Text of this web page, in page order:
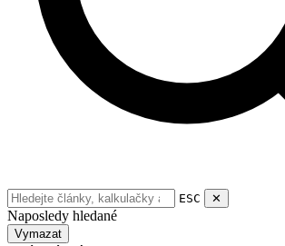
ESC ✕
Naposledy hledané
Vymazat